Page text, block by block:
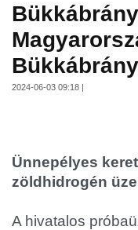
2024-06-03 09:18 |
Ünnepélyes
zöldhidrogén
A hivatalos